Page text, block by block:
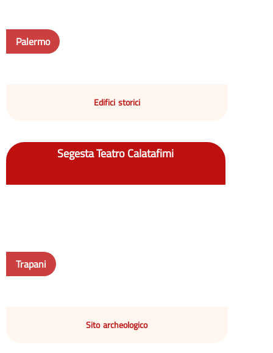
Palermo
Edifici storici
Segesta Teatro Calatafimi
Trapani
Sito archeologico